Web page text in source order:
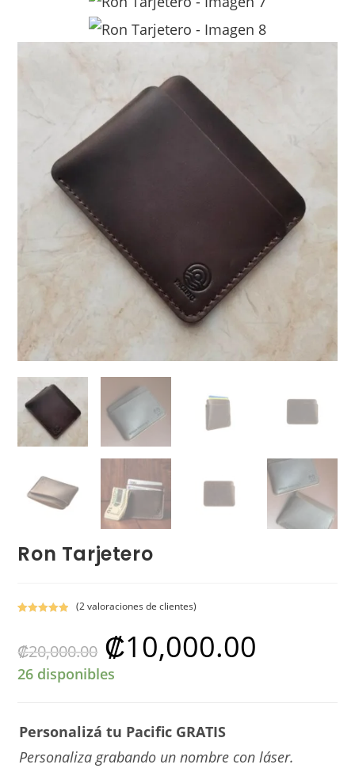
Ron Tarjetero
base a
valoracione
s de
(2valoraciones de clientes)
₡20,000.00
El
precio
original
era:
₡20,000.00.
₡10,000.00
26 disponibles
Personalizá tu Pacific GRATIS
Personaliza grabando un nombre con láser.